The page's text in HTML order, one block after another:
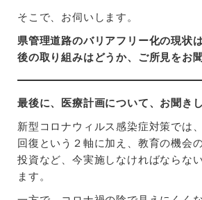
そこで、お伺いします。
県管理道路のバリアフリー化の現状
後の取り組みはどうか、ご所見をお
最後に、医療計画について、お聞きし
新型コロナウィルス感染症対策では
回復という２軸に加え、教育の機会
投資など、今実施しなければならな
ます。